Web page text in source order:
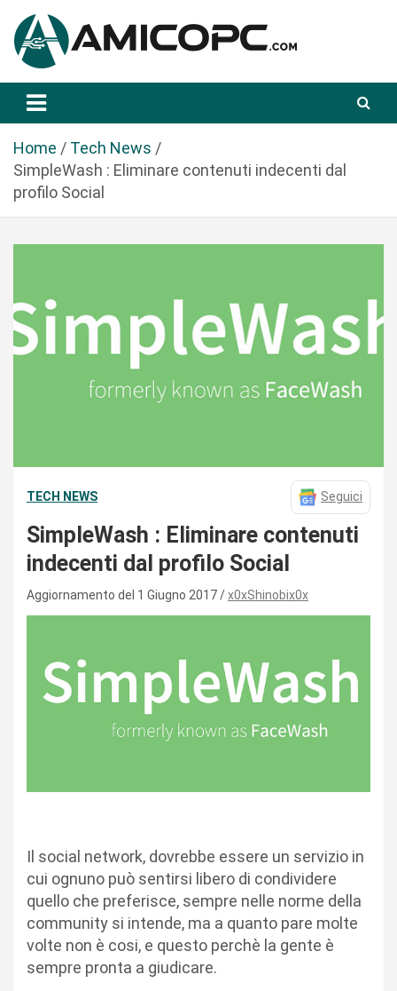
a
Amicopc.com
Home
Tech News
SimpleWash : Eliminare contenuti indecenti dal
profilo Social
TECH NEWS Seguici
SimpleWash : Eliminare contenuti
indecenti dal profilo Social
Aggiornamento del 1 Giugno 2017 x0xShinobix0x
Il social network, dovrebbe essere un servizio in
cui ognuno può sentirsi libero di condividere
quello che preferisce, sempre nelle norme della
community si intende, ma a quanto pare molte
volte non è cosi, e questo perchè la gente è
sempre pronta a giudicare.